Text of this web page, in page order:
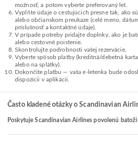
možnosť, a potom vyberte preferovaný let.
Vyplňte údaje o cestujúcich presne tak, ako
alebo občianskom preukaze (celé meno,
príslušnosť a kontaktné údaje).
V prípade potreby pridajte doplnky, ako je
alebo cestovné poistenie.
Skontrolujte podrobnosti vašej rezervácie.
Vyberte spôsob platby (kreditná/debetná
alebo na splátky).
Dokončite platbu — vaša e-letenka bude
dispozícii v aplikácii.
Často kladené otázky o Scandinavian
Poskytuje Scandinavian Airlines povolenú